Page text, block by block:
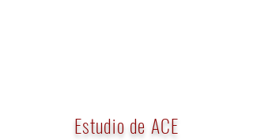
Estudio de ACE